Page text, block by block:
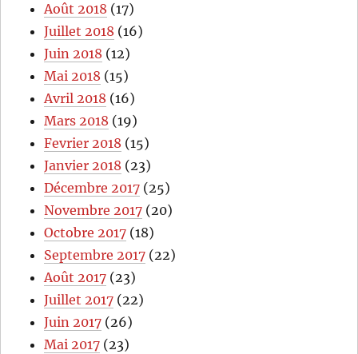
Août 2018 (17)
Juillet 2018 (16)
Juin 2018 (12)
Mai 2018 (15)
Avril 2018 (16)
Mars 2018 (19)
Fevrier 2018 (15)
Janvier 2018 (23)
Décembre 2017 (25)
Novembre 2017 (20)
Octobre 2017 (18)
Septembre 2017 (22)
Août 2017 (23)
Juillet 2017 (22)
Juin 2017 (26)
Mai 2017 (23)